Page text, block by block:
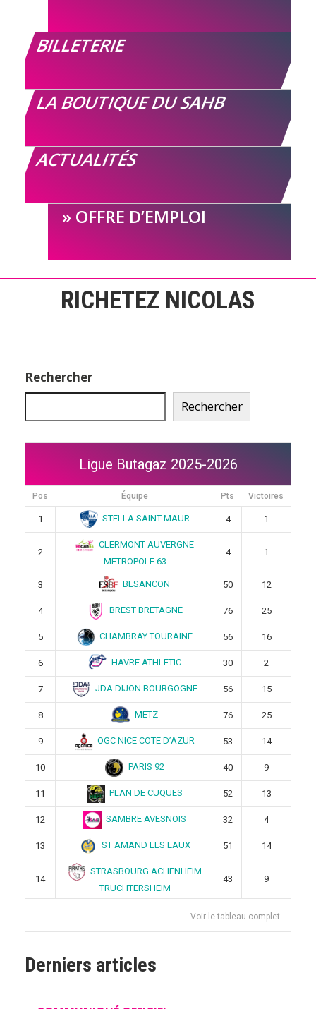
BILLETERIE
LA BOUTIQUE DU SAHB
ACTUALITÉS
OFFRE D’EMPLOI
RICHETEZ NICOLAS
Rechercher
Rechercher
Ligue Butagaz 2025-2026
Pos Équipe Pts Victoires
1 STELLA SAINT-MAUR 4 1
2
CLERMONT AUVERGNE
METROPOLE 63
4 1
3 BESANCON 50 12
4 BREST BRETAGNE 76 25
5 CHAMBRAY TOURAINE 56 16
6 HAVRE ATHLETIC 30 2
7 JDA DIJON BOURGOGNE 56 15
8 METZ 76 25
9 OGC NICE COTE D’AZUR 53 14
10 PARIS 92 40 9
11 PLAN DE CUQUES 52 13
12 SAMBRE AVESNOIS 32 4
13 ST AMAND LES EAUX 51 14
14
STRASBOURG ACHENHEIM
TRUCHTERSHEIM
43 9
Voir le tableau complet
Derniers articles